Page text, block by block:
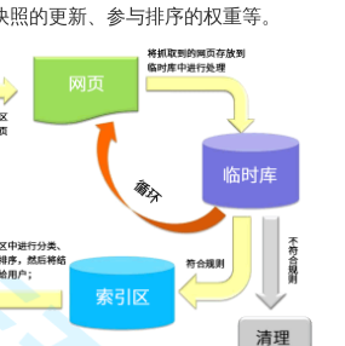
的更新、参与排序的权重等。